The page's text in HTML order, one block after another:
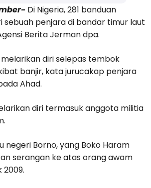
Di Nigeria, 281 banduan
sebuah penjara di bandar timur laut
Berita Jerman dpa.
diri selepas tembok
banjir, kata jurucakap penjara
Ahad.
diri termasuk anggota militia
negeri Borno, yang Boko Haram
serangan ke atas orang awam